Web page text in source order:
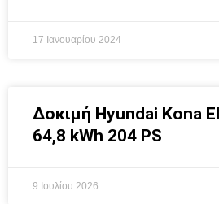
17 Ιανουαρίου 2024
Δοκιμή Hyundai Kona
64,8 kWh 204 PS
9 Ιουλίου 2026